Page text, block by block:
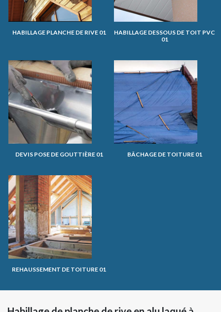
HABILLAGE PLANCHE DE RIVE 01
HABILLAGE DESSOUS DE TOIT PVC
01
DEVIS POSE DE GOUTTIÈRE 01 BÂCHAGE DE TOITURE 01
REHAUSSEMENT DE TOITURE 01